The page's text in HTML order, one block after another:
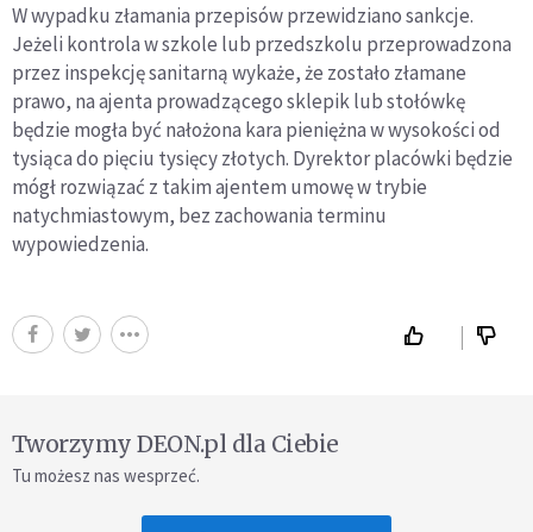
W wypadku złamania przepisów przewidziano sankcje.
Jeżeli kontrola w szkole lub przedszkolu przeprowadzona
przez inspekcję sanitarną wykaże, że zostało złamane
prawo, na ajenta prowadzącego sklepik lub stołówkę
będzie mogła być nałożona kara pieniężna w wysokości od
tysiąca do pięciu tysięcy złotych. Dyrektor placówki będzie
mógł rozwiązać z takim ajentem umowę w trybie
natychmiastowym, bez zachowania terminu
wypowiedzenia.
Tworzymy DEON.pl dla Ciebie
Tu możesz nas wesprzeć.